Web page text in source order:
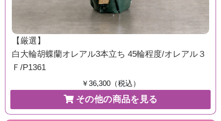
【厳選】
白大輪胡蝶蘭オレアル3本立ち 45輪程度/オレアル３
Ｆ/P1361
￥36,300（税込）
その他の商品を見る